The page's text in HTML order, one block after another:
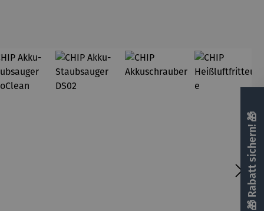
🎁 Rabatt sichern! 🎁